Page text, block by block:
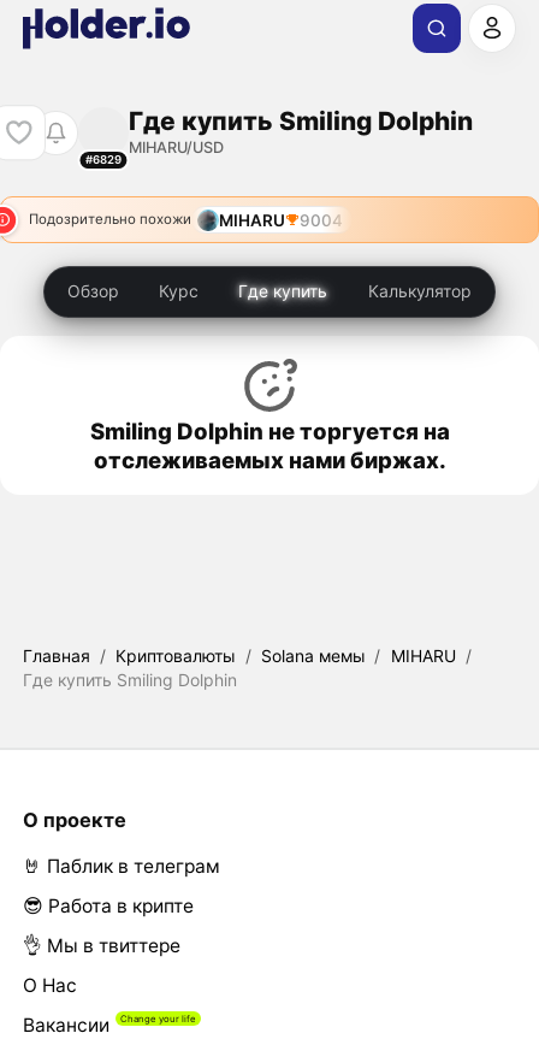
#6829
Где купить Smiling Dolphin
MIHARU/USD
Подозрительно похожи MIHARU 9004
Обзор Курс Где купить Калькулятор
Smiling Dolphin не торгуется на
отслеживаемых нами биржах.
Главная / Криптовалюты / Solana мемы / MIHARU /
Где купить Smiling Dolphin
О проекте
🤘 Паблик в телеграм
😎 Работа в крипте
👌 Мы в твиттере
О Нас
Вакансии